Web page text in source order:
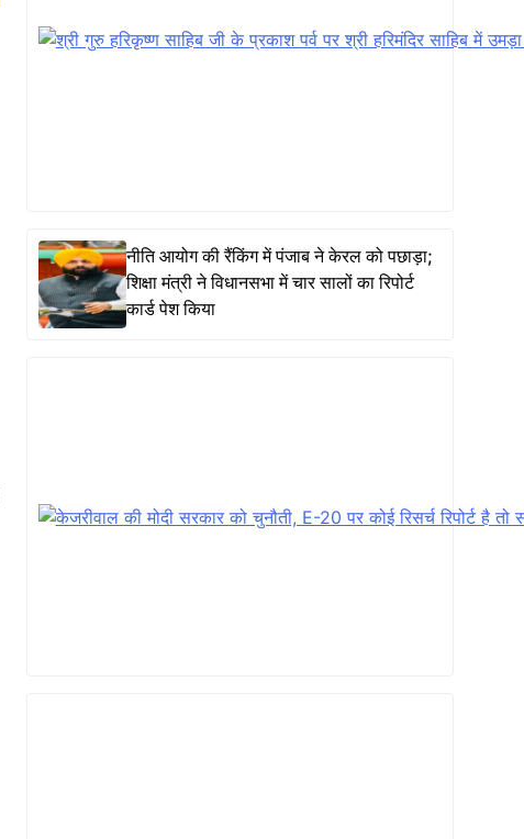
नीति आयोग की रैंकिंग में पंजाब ने केरल को पछाड़ा;
शिक्षा मंत्री ने विधानसभा में चार सालों का रिपोर्ट
कार्ड पेश किया